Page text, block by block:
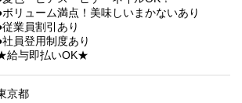
ボリューム満点！美味しいまかないあり
従業員割引あり
社員登用制度あり
給与即払いOK★
京都